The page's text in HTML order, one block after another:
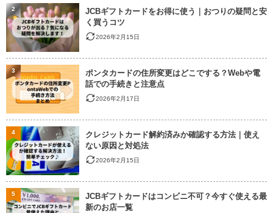
JCBギフトカードをお得に使う｜おつりの疑問と安
く買うコツ
2026年2月15日
2
ポンタカードの住所変更はどこでする？Webや電
話での手続きと注意点
2026年2月17日
3
クレジットカード解約済みか確認する方法｜使え
ない原因と対処法
2026年2月15日
4
JCBギフトカードはコンビニ不可？今すぐ使える最
新のお店一覧
5